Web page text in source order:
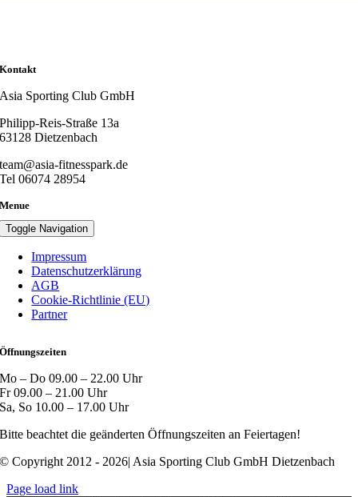
Kontakt
Asia Sporting Club GmbH
Philipp-Reis-Straße 13a
63128 Dietzenbach
team@asia-fitnesspark.de
Tel 06074 28954
Menue
Toggle Navigation
Impressum
Datenschutzerklärung
AGB
Cookie-Richtlinie (EU)
Partner
Öffnungszeiten
Mo – Do 09.00 – 22.00 Uhr
Fr 09.00 – 21.00 Uhr
Sa, So 10.00 – 17.00 Uhr
Bitte beachtet die geänderten Öffnungszeiten an Feiertagen!
© Copyright 2012 - 2026| Asia Sporting Club GmbH Dietzenbach
Page load link